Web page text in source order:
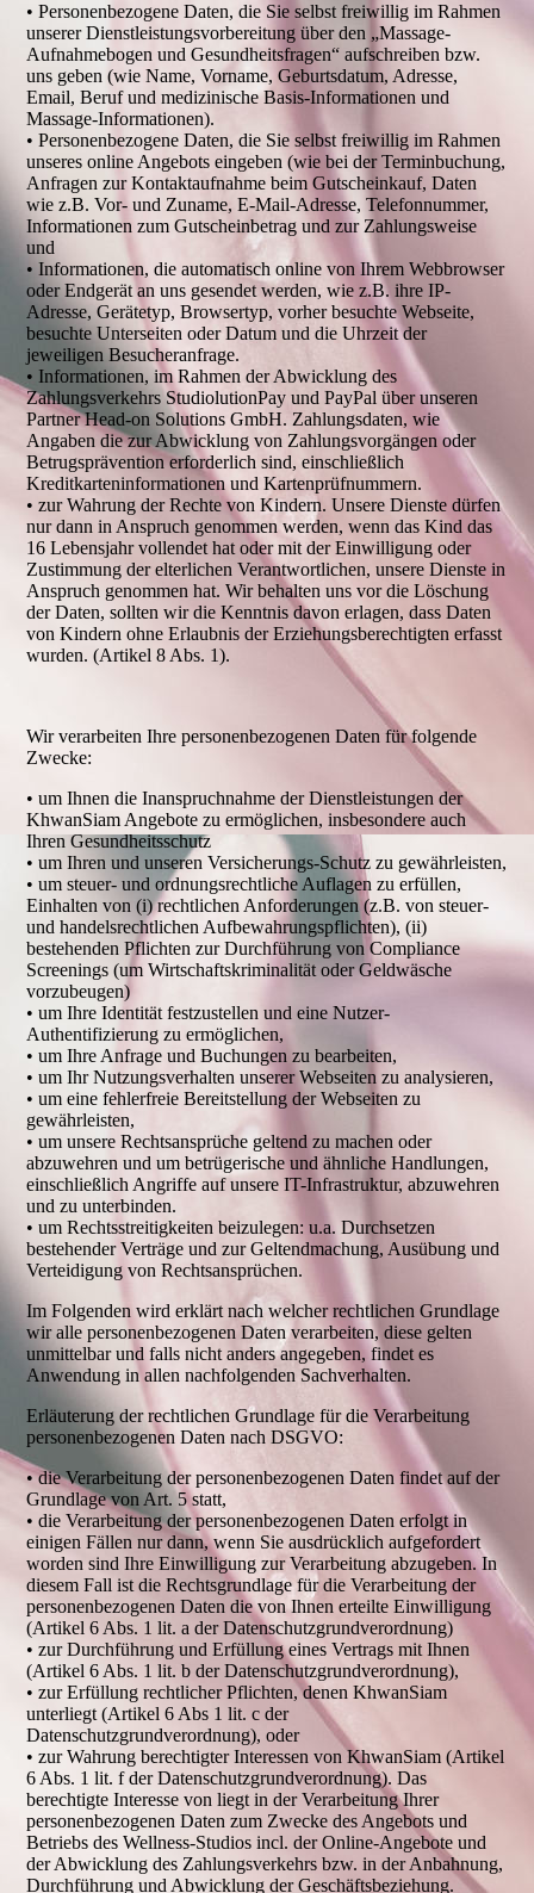
• Personenbezogene Daten, die Sie selbst freiwillig im Rahmen
unserer Dienstleistungsvorbereitung über den „Massage-
Aufnahmebogen und Gesundheitsfragen“ aufschreiben bzw.
uns geben (wie Name, Vorname, Geburtsdatum, Adresse,
Email, Beruf und medizinische Basis-Informationen und
Massage-Informationen).
• Personenbezogene Daten, die Sie selbst freiwillig im Rahmen
unseres online Angebots eingeben (wie bei der Terminbuchung,
Anfragen zur Kontaktaufnahme beim Gutscheinkauf, Daten
wie z.B. Vor- und Zuname, E-Mail-Adresse, Telefonnummer,
Informationen zum Gutscheinbetrag und zur Zahlungsweise
und
• Informationen, die automatisch online von Ihrem Webbrowser
oder Endgerät an uns gesendet werden, wie z.B. ihre IP-
Adresse, Gerätetyp, Browsertyp, vorher besuchte Webseite,
besuchte Unterseiten oder Datum und die Uhrzeit der
jeweiligen Besucheranfrage.
• Informationen, im Rahmen der Abwicklung des
Zahlungsverkehrs StudiolutionPay und PayPal über unseren
Partner Head-on Solutions GmbH. Zahlungsdaten, wie
Angaben die zur Abwicklung von Zahlungsvorgängen oder
Betrugsprävention erforderlich sind, einschließlich
Kreditkarteninformationen und Kartenprüfnummern.
• zur Wahrung der Rechte von Kindern. Unsere Dienste dürfen
nur dann in Anspruch genommen werden, wenn das Kind das
16 Lebensjahr vollendet hat oder mit der Einwilligung oder
Zustimmung der elterlichen Verantwortlichen, unsere Dienste in
Anspruch genommen hat. Wir behalten uns vor die Löschung
der Daten, sollten wir die Kenntnis davon erlagen, dass Daten
von Kindern ohne Erlaubnis der Erziehungsberechtigten erfasst
wurden. (Artikel 8 Abs. 1).
Wir verarbeiten Ihre personenbezogenen Daten für folgende
Zwecke:
• um Ihnen die Inanspruchnahme der Dienstleistungen der
KhwanSiam Angebote zu ermöglichen, insbesondere auch
Ihren Gesundheitsschutz
• um Ihren und unseren Versicherungs-Schutz zu gewährleisten,
• um steuer- und ordnungsrechtliche Auflagen zu erfüllen,
Einhalten von (i) rechtlichen Anforderungen (z.B. von steuer-
und handelsrechtlichen Aufbewahrungspflichten), (ii)
bestehenden Pflichten zur Durchführung von Compliance
Screenings (um Wirtschaftskriminalität oder Geldwäsche
vorzubeugen)
• um Ihre Identität festzustellen und eine Nutzer-
Authentifizierung zu ermöglichen,
• um Ihre Anfrage und Buchungen zu bearbeiten,
• um Ihr Nutzungsverhalten unserer Webseiten zu analysieren,
• um eine fehlerfreie Bereitstellung der Webseiten zu
gewährleisten,
• um unsere Rechtsansprüche geltend zu machen oder
abzuwehren und um betrügerische und ähnliche Handlungen,
einschließlich Angriffe auf unsere IT-Infrastruktur, abzuwehren
und zu unterbinden.
• um Rechtsstreitigkeiten beizulegen: u.a. Durchsetzen
bestehender Verträge und zur Geltendmachung, Ausübung und
Verteidigung von Rechtsansprüchen.
Im Folgenden wird erklärt nach welcher rechtlichen Grundlage
wir alle personenbezogenen Daten verarbeiten, diese gelten
unmittelbar und falls nicht anders angegeben, findet es
Anwendung in allen nachfolgenden Sachverhalten.
Erläuterung der rechtlichen Grundlage für die Verarbeitung
personenbezogenen Daten nach DSGVO:
• die Verarbeitung der personenbezogenen Daten findet auf der
Grundlage von Art. 5 statt,
• die Verarbeitung der personenbezogenen Daten erfolgt in
einigen Fällen nur dann, wenn Sie ausdrücklich aufgefordert
worden sind Ihre Einwilligung zur Verarbeitung abzugeben. In
diesem Fall ist die Rechtsgrundlage für die Verarbeitung der
personenbezogenen Daten die von Ihnen erteilte Einwilligung
(Artikel 6 Abs. 1 lit. a der Datenschutzgrundverordnung)
• zur Durchführung und Erfüllung eines Vertrags mit Ihnen
(Artikel 6 Abs. 1 lit. b der Datenschutzgrundverordnung),
• zur Erfüllung rechtlicher Pflichten, denen KhwanSiam
unterliegt (Artikel 6 Abs 1 lit. c der
Datenschutzgrundverordnung), oder
• zur Wahrung berechtigter Interessen von KhwanSiam (Artikel
6 Abs. 1 lit. f der Datenschutzgrundverordnung). Das
berechtigte Interesse von liegt in der Verarbeitung Ihrer
personenbezogenen Daten zum Zwecke des Angebots und
Betriebs des Wellness-Studios incl. der Online-Angebote und
der Abwicklung des Zahlungsverkehrs bzw. in der Anbahnung,
Durchführung und Abwicklung der Geschäftsbeziehung.